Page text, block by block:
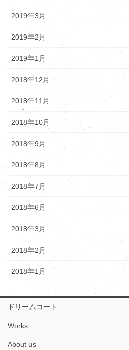
2019年3月
2019年2月
2019年1月
2018年12月
2018年11月
2018年10月
2018年9月
2018年8月
2018年7月
2018年6月
2018年3月
2018年2月
2018年1月
ドリームコート
Works
About us